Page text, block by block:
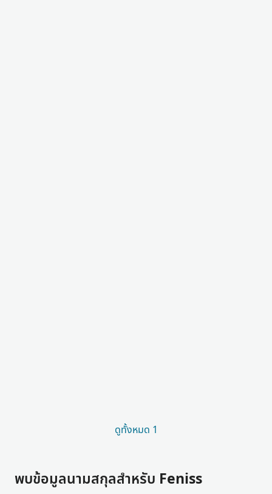
ดูทั้งหมด 1
พบข้อมูลนามสกุลสำหรับ Feniss